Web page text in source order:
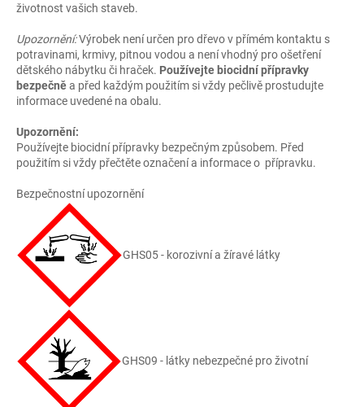
životnost vašich staveb.
Upozornění:Výrobek není určen pro dřevo v přímém kontaktu s
potravinami, krmivy, pitnou vodou a není vhodný pro ošetření
dětského nábytku či hraček. Používejte biocidní přípravky
bezpečněa před každým použitím si vždy pečlivě prostudujte
informace uvedené na obalu.
Upozornění:
Používejte biocidní přípravky bezpečným způsobem. Před
použitím si vždy přečtěte označení a informace o přípravku.
Bezpečnostní upozornění
GHS05 - korozivní a žíravé látky
GHS09 - látky nebezpečné pro životní